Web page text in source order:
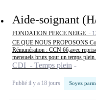
Aide-soignant
FONDATION PERCE NEIGE -
CE QUE NOUS PROPOSONS
Rémunération : CCN 66,avec
mensuels bruts pour un temps plein
CDI - Temps plein
Publié il y a 18 jours Soyez